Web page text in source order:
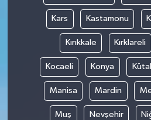
Kars Kastamonu
Kırıkkale Kırklareli
Kocaeli Konya
Manisa Mardin
Muş Nevşehir